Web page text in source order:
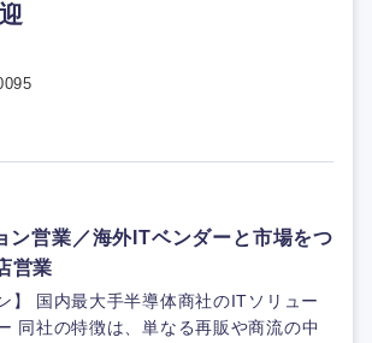
ン営業／海外ITベンダーと市場をつ
営業
】 国内最大手半導体商社のITソリュー
同社の特徴は、単なる再販や商流の中